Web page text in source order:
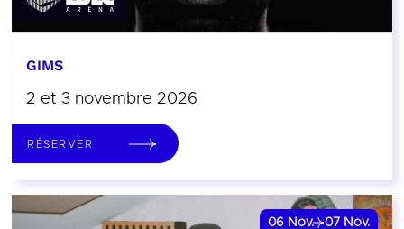
GIMS
2 et 3 novembre 2026
RÉSERVER
06 Nov. 07 Nov.